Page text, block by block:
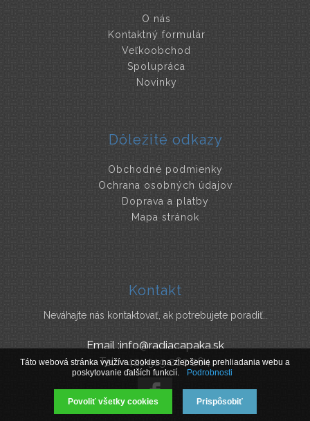
O nás
Kontaktný formulár
Veľkoobchod
Spolupráca
Novinky
Dôležité odkazy
Obchodné podmienky
Ochrana osobných údajov
Doprava a platby
Mapa stránok
Kontakt
Neváhajte nás kontaktovať, ak potrebujete poradiť..
Email :info@radiacapaka.sk
Tel : +421 919 262 264
Táto webová stránka využíva cookies na zlepšenie prehliadania webu a
poskytovanie ďalších funkcií.
Podrobnosti
Povoliť všetky cookies Prispôsobiť